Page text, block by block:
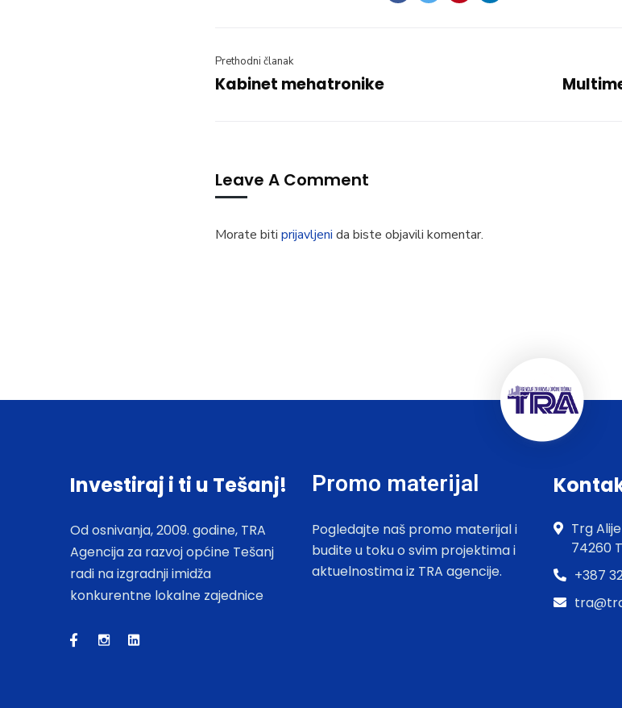
Prethodni članak
Kabinet mehatronike
Leave A Comment
Morate biti prijavljeni da biste objavili komentar.
Investiraj i ti u Tešanj!
Od osnivanja, 2009. godine, TRA
Agencija za razvoj općine Tešanj
radi na izgradnji imidža
konkurentne lokalne zajednice
Promo materijal
Pogledajte naš promo materijal i
budite u toku o svim projektima i
aktuelnostima iz TRA agencije.
Trg
74260
+387